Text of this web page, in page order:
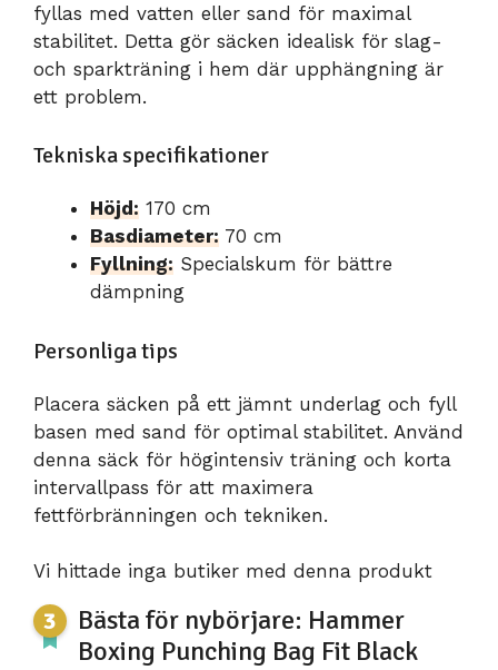
fyllas med vatten eller sand för maximal
stabilitet. Detta gör säcken idealisk för slag-
och sparkträning i hem där upphängning är
ett problem.
Tekniska specifikationer
Höjd: 170 cm
Basdiameter: 70 cm
Fyllning: Specialskum för bättre
dämpning
Personliga tips
Placera säcken på ett jämnt underlag och fyll
basen med sand för optimal stabilitet. Använd
denna säck för högintensiv träning och korta
intervallpass för att maximera
fettförbränningen och tekniken.
Vi hittade inga butiker med denna produkt
Bästa för nybörjare: Hammer
Boxing Punching Bag Fit Black